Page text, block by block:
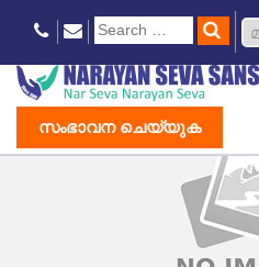
സംഭാവന ചെയ്യുക